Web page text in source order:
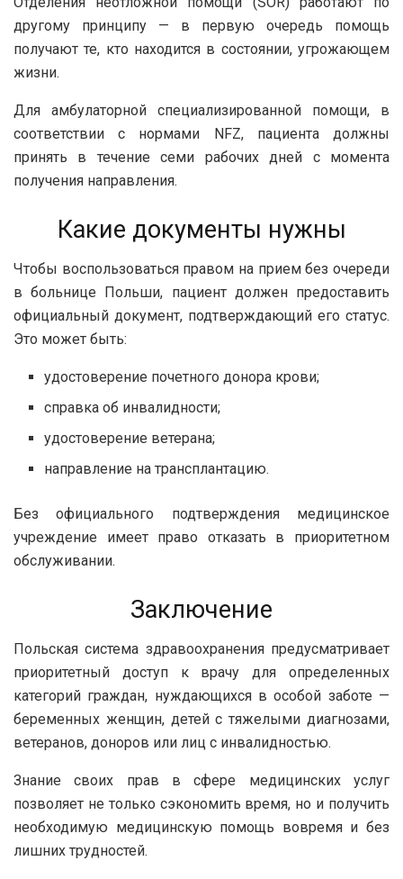
другому принципу — в первую очередь помощь
получают те, кто находится в состоянии, угрожающем
жизни.
Для амбулаторной специализированной помощи, в
соответствии с нормами NFZ, пациента должны
принять в течение семи рабочих дней с момента
получения направления.
Какие документы нужны
Чтобы воспользоваться правом на прием без очереди
в больнице Польши, пациент должен предоставить
официальный документ, подтверждающий его статус.
Это может быть:
удостоверение почетного донора крови;
справка об инвалидности;
удостоверение ветерана;
направление на трансплантацию.
Без официального подтверждения медицинское
учреждение имеет право отказать в приоритетном
обслуживании.
Заключение
Польская система здравоохранения предусматривает
приоритетный доступ к врачу для определенных
категорий граждан, нуждающихся в особой заботе —
беременных женщин, детей с тяжелыми диагнозами,
ветеранов, доноров или лиц с инвалидностью.
Знание своих прав в сфере медицинских услуг
позволяет не только сэкономить время, но и получить
необходимую медицинскую помощь вовремя и без
лишних трудностей.